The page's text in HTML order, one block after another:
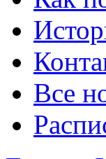
Все